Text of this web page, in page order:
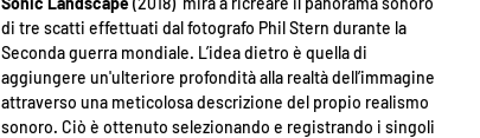
di tre scatti effettuati dal fotografo Phil Stern durante la
Seconda guerra mondiale. L’idea dietro è quella di
aggiungere un'ulteriore profondità alla realtà dell’immagine
attraverso una meticolosa descrizione del propio realismo
sonoro. Ciò è ottenuto selezionando e registrando i singoli